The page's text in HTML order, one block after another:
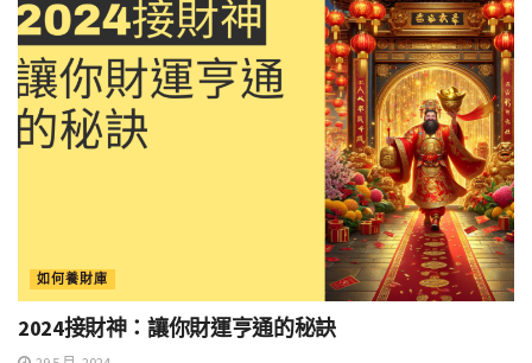
如何養財庫
2024接財神：讓你財運亨通的秘訣